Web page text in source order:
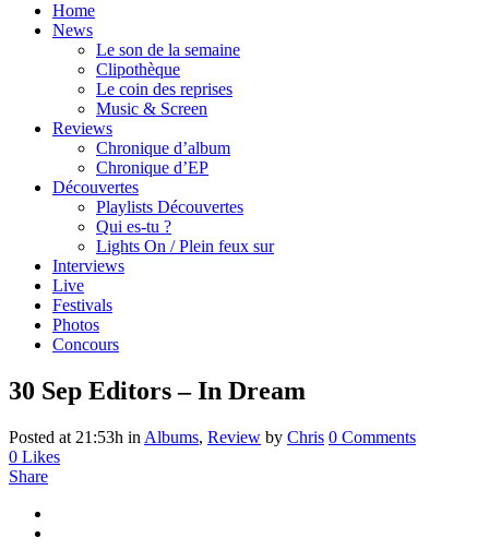
Home
News
Le son de la semaine
Clipothèque
Le coin des reprises
Music & Screen
Reviews
Chronique d’album
Chronique d’EP
Découvertes
Playlists Découvertes
Qui es-tu ?
Lights On / Plein feux sur
Interviews
Live
Festivals
Photos
Concours
30 Sep Editors – In Dream
Posted at 21:53h in Albums, Review by Chris 0 Comments
0 Likes
Share